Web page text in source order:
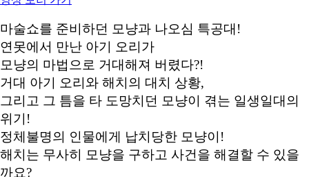
마술쇼를 준비하던 모냥과 나오심 특공대!
연못에서 만난 아기 오리가
모냥의 마법으로 거대해져 버렸다?!
거대 아기 오리와 해치의 대치 상황,
그리고 그 틈을 타 도망치던 모냥이 겪는 일생일대의
위기!
정체불명의 인물에게 납치당한 모냥이!
해치는 무사히 모냥을 구하고 사건을 해결할 수 있을
까요?